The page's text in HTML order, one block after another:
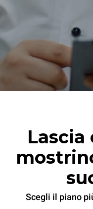
Scegli il piano